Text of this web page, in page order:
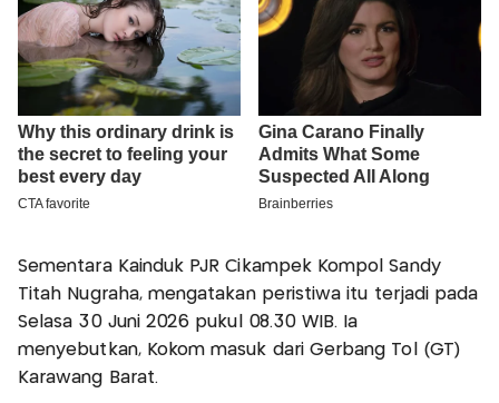
Sementara Kainduk PJR Cikampek Kompol Sandy
Titah Nugraha, mengatakan peristiwa itu terjadi pada
Selasa 30 Juni 2026 pukul 08.30 WIB. Ia
menyebutkan, Kokom masuk dari Gerbang Tol (GT)
Karawang Barat.